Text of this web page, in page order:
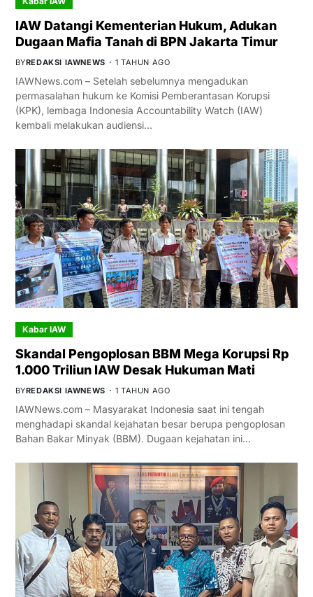
IAW Datangi Kementerian Hukum, Adukan
Dugaan Mafia Tanah di BPN Jakarta Timur
BYREDAKSI IAWNEWS 1 TAHUN AGO
IAWNews.com – Setelah sebelumnya mengadukan
permasalahan hukum ke Komisi Pemberantasan Korupsi
(KPK), lembaga Indonesia Accountability Watch (IAW)
kembali melakukan audiensi…
Kabar IAW
Skandal Pengoplosan BBM Mega Korupsi Rp
1.000 Triliun IAW Desak Hukuman Mati
BYREDAKSI IAWNEWS 1 TAHUN AGO
IAWNews.com – Masyarakat Indonesia saat ini tengah
menghadapi skandal kejahatan besar berupa pengoplosan
Bahan Bakar Minyak (BBM). Dugaan kejahatan ini…